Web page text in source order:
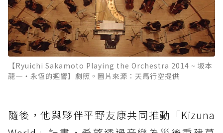
【Ryuichi Sakamoto Playing the Orchestra 2014 ~ 坂本
龍一・永恆的迴響】劇照。圖片來源：天馬行空提供
隨後，他與夥伴平野友康共同推動「Kizuna